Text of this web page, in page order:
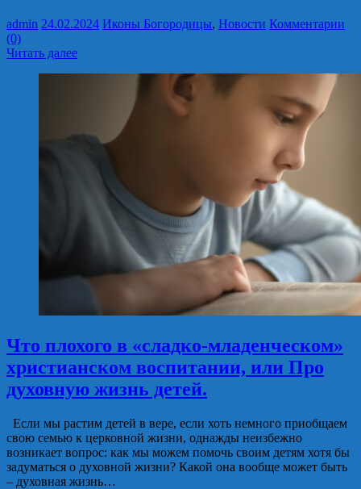
admin 24.02.2024 Иконы Богородицы, Новости Комментарии
(0)
Читать далее
Что плохого в «сладко-младенческом»
христианском воспитании, или Про
духовную жизнь детей.
Если мы растим детей в вере, если хоть немного приобщаем
свою семью к церковной жизни, однажды неизбежно
возникает вопрос: как мы можем помочь своим детям хотя бы
задуматься о духовной жизни? Какой она вообще может быть
– духовная жизнь…